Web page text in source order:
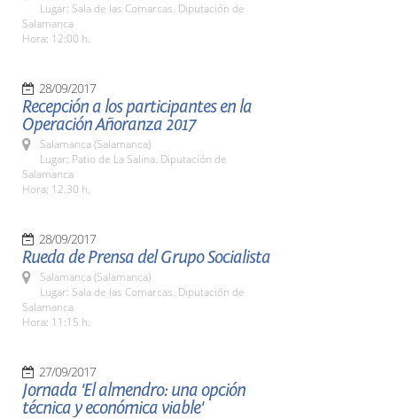
Lugar: Sala de las Comarcas. Diputación de
Salamanca
Hora: 12:00 h.
28/09/2017
Recepción a los participantes en la
Operación Añoranza 2017
Salamanca (Salamanca)
Lugar: Patio de La Salina. Diputación de
Salamanca
Hora: 12.30 h.
28/09/2017
Rueda de Prensa del Grupo Socialista
Salamanca (Salamanca)
Lugar: Sala de las Comarcas. Diputación de
Salamanca
Hora: 11:15 h.
27/09/2017
Jornada 'El almendro: una opción
técnica y económica viable'